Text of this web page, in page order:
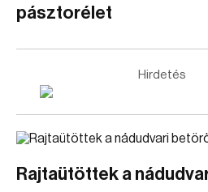
pásztorélet
Hirdetés
Rajtaütöttek a